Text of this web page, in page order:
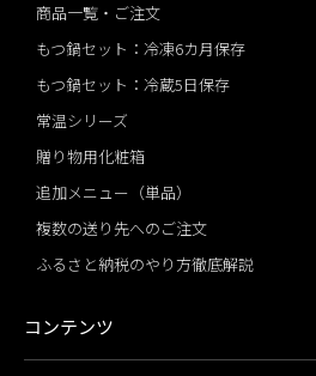
商品一覧・ご注文
もつ鍋セット：冷凍6カ月保存
もつ鍋セット：冷蔵5日保存
常温シリーズ
贈り物用化粧箱
追加メニュー（単品）
複数の送り先へのご注文
ふるさと納税のやり方徹底解説
コンテンツ